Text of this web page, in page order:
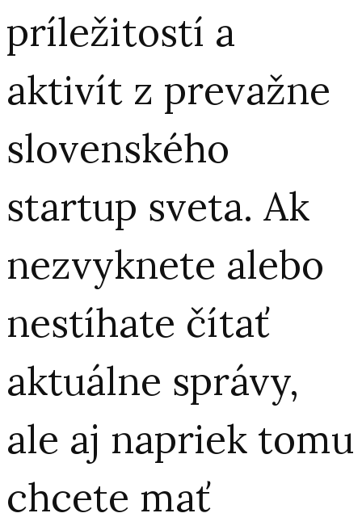
príležitostí a
aktivít z prevažne
slovenského
startup sveta. Ak
nezvyknete alebo
nestíhate čítať
aktuálne správy,
ale aj napriek tomu
chcete mať